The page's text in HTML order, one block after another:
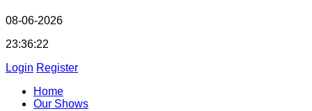
08-06-2026
23:36:23
Login Register
Home
Our Shows